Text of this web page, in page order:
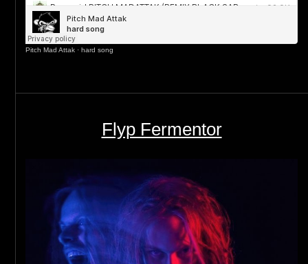
Pitch Mad Attak · hard song
Flyp Fermentor